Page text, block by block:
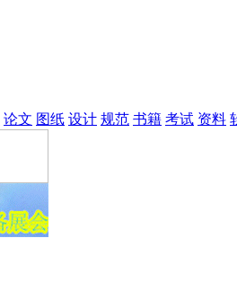
论文 图纸 设计 规范 书籍 考试 资料